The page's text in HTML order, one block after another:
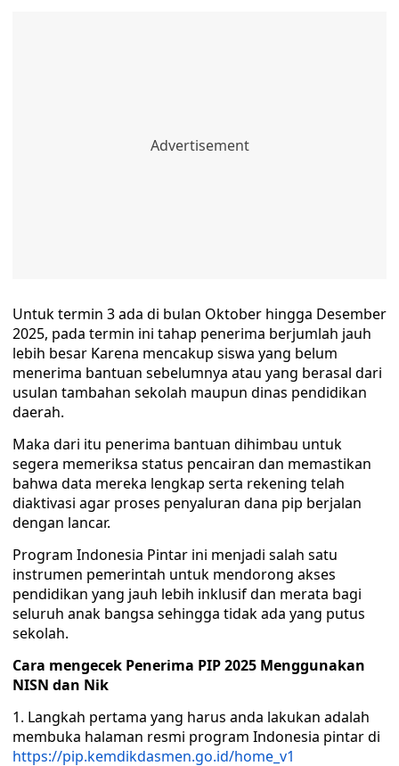
Untuk termin 3 ada di bulan Oktober hingga Desember
2025, pada termin ini tahap penerima berjumlah jauh
lebih besar Karena mencakup siswa yang belum
menerima bantuan sebelumnya atau yang berasal dari
usulan tambahan sekolah maupun dinas pendidikan
daerah.
Maka dari itu penerima bantuan dihimbau untuk
segera memeriksa status pencairan dan memastikan
bahwa data mereka lengkap serta rekening telah
diaktivasi agar proses penyaluran dana pip berjalan
dengan lancar.
Program Indonesia Pintar ini menjadi salah satu
instrumen pemerintah untuk mendorong akses
pendidikan yang jauh lebih inklusif dan merata bagi
seluruh anak bangsa sehingga tidak ada yang putus
sekolah.
Cara mengecek Penerima PIP 2025 Menggunakan
NISN dan Nik
Langkah pertama yang harus anda lakukan adalah
membuka halaman resmi program Indonesia pintar di
https://pip.kemdikdasmen.go.id/home_v1